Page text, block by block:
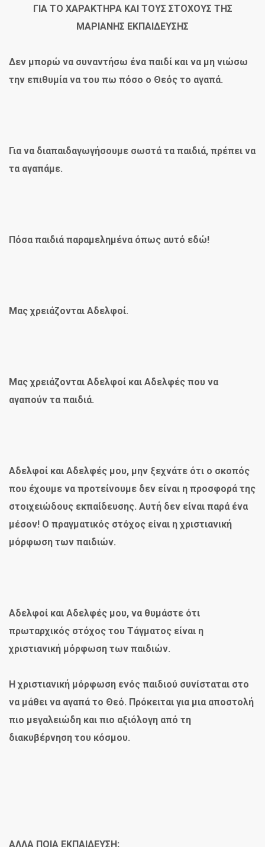
ΓΙΑ ΤΟ ΧΑΡΑΚΤΗΡΑ ΚΑΙ ΤΟΥΣ ΣΤΟΧΟΥΣ ΤΗΣ
ΜΑΡΙΑΝΗΣ ΕΚΠΑΙΔΕΥΣΗΣ
Δεν μπορώ να συναντήσω ένα παιδί και να μη νιώσω
την επιθυμία να του πω πόσο ο Θεός το αγαπά.
Για να διαπαιδαγωγήσουμε σωστά τα παιδιά, πρέπει να
τα αγαπάμε.
Πόσα παιδιά παραμελημένα όπως αυτό εδώ!
Μας χρειάζονται Αδελφοί.
Μας χρειάζονται Αδελφοί και Αδελφές που να
αγαπούν τα παιδιά.
Αδελφοί και Αδελφές μου, μην ξεχνάτε ότι ο σκοπός
που έχουμε να προτείνουμε δεν είναι η προσφορά της
στοιχειώδους εκπαίδευσης. Αυτή δεν είναι παρά ένα
μέσον! Ο πραγματικός στόχος είναι η χριστιανική
μόρφωση των παιδιών.
Αδελφοί και Αδελφές μου, να θυμάστε ότι
πρωταρχικός στόχος του Τάγματος είναι η
χριστιανική μόρφωση των παιδιών.
Η χριστιανική μόρφωση ενός παιδιού συνίσταται στο
να μάθει να αγαπά το Θεό. Πρόκειται για μια αποστολή
πιο μεγαλειώδη και πιο αξιόλογη από τη
διακυβέρνηση του κόσμου.
ΑΛΛΑ ΠΟΙΑ ΕΚΠΑΙΔΕΥΣΗ;